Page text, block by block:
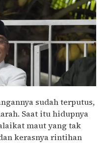
sudah terputus,
Saat itu hidupnya
maut yang tak
kerasnya rintihan